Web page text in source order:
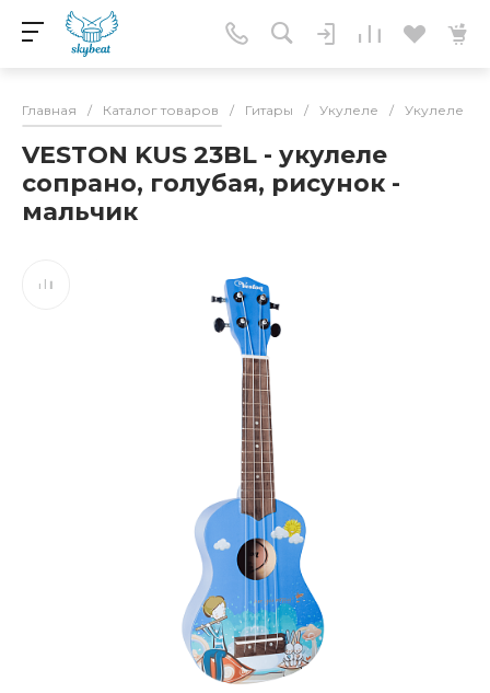
Главная / Каталог товаров / Гитары / Укулеле / Укулеле
VESTON KUS 23BL - укулеле
сопрано, голубая, рисунок -
мальчик